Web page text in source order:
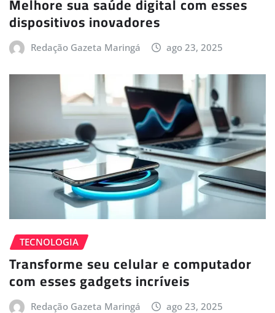
Melhore sua saúde digital com esses
dispositivos inovadores
Redação Gazeta Maringá ago 23, 2025
TECNOLOGIA
Transforme seu celular e computador
com esses gadgets incríveis
Redação Gazeta Maringá ago 23, 2025